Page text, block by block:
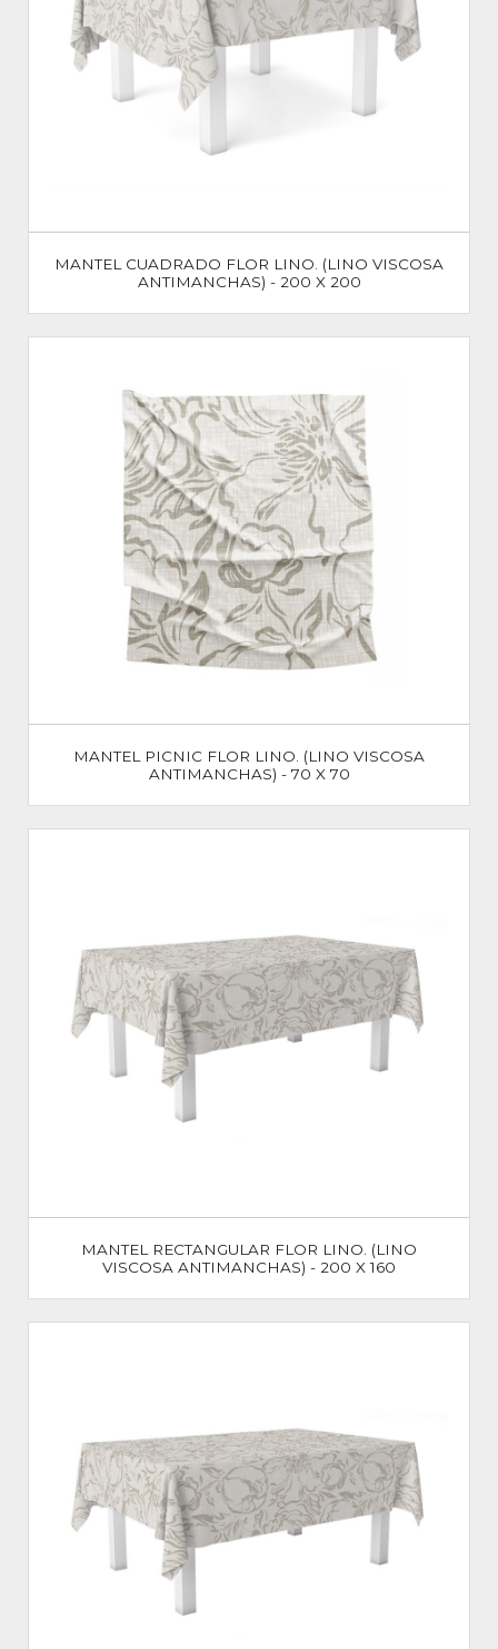
MANTEL CUADRADO FLOR LINO. (LINO VISCOSA
ANTIMANCHAS) - 200 X 200
MANTEL PICNIC FLOR LINO. (LINO VISCOSA
ANTIMANCHAS) - 70 X 70
MANTEL RECTANGULAR FLOR LINO. (LINO
VISCOSA ANTIMANCHAS) - 200 X 160